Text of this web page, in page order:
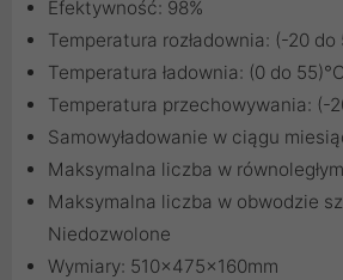
Efektywność: 98%
Temperatura rozładownia: (-20 do
Temperatura ładownia: (0 do 55)°C
Temperatura przechowywania: (-
Samowyładowanie w ciągu
Maksymalna liczba w
Maksymalna liczba w obwodzie
Niedozwolone
Wymiary: 510x475x160mm